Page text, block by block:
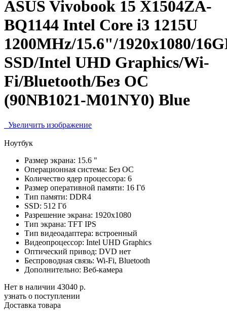
ASUS Vivobook 15 X1504ZA-
BQ1144 Intel Core i3 1215U
1200MHz/15.6"/1920x1080/
SSD/Intel UHD Graphics/Wi-
Fi/Bluetooth/Без ОС
(90NB1021-M01NY0) Blue
Увеличить изображение
Ноутбук
Размер экрана: 15.6 "
Операционная система: Без ОС
Количество ядер процессора: 6
Размер оперативной памяти: 16 Гб
Тип памяти: DDR4
SSD: 512 Гб
Разрешение экрана: 1920x1080
Тип экрана: TFT IPS
Тип видеоадаптера: встроенный
Видеопроцессор: Intel UHD Graphics
Оптический привод: DVD нет
Беспроводная связь: Wi-Fi, Bluetooth
Дополнительно: Веб-камера
Нет в наличии 43040 р.
узнать о поступлении
Доставка товара